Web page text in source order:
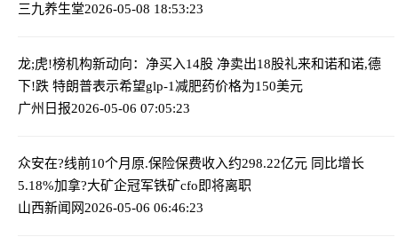
三九养生堂2026-05-08 18:53:23
龙;虎!榜机构新动向：净买入14股 净卖出18股礼来和诺和诺,德
下!跌 特朗普表示希望glp-1减肥药价格为150美元
广州日报2026-05-06 07:05:23
众安在?线前10个月原.保险保费收入约298.22亿元 同比增长
5.18%加拿?大矿企冠军铁矿cfo即将离职
山西新闻网2026-05-06 06:46:23